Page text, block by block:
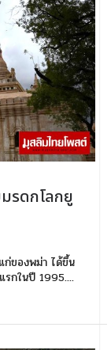
รดกโลกยู
ก่ของพม่า ได้ขึ้น
รกในปี 1995....